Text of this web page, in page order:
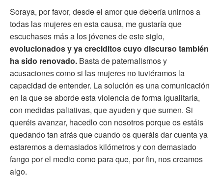
Soraya, por favor, desde el amor que debería unirnos a
todas las mujeres en esta causa, me gustaría que
escuchases más a los jóvenes de este siglo,
evolucionados y ya creciditos cuyo discurso también
ha sido renovado. Basta de paternalismos y
acusaciones como si las mujeres no tuviéramos la
capacidad de entender. La solución es una comunicación
en la que se aborde esta violencia de forma igualitaria,
con medidas paliativas, que ayuden y que sumen. Si
queréis avanzar, hacedlo con nosotros porque os estáis
quedando tan atrás que cuando os queráis dar cuenta ya
estaremos a demasiados kilómetros y con demasiado
fango por el medio como para que, por fin, nos creamos
algo.